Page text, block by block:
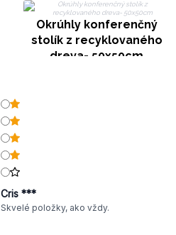
Okrúhly konferenčný
stolík z recyklovaného
dreva- 50x50cm
Cris ***
Skvelé položky, ako vždy.